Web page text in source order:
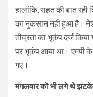
हालांकि, राहत की बात
का नुकसान नहीं हुआ है।
तीव्रता का भूकंप दर्ज
पर भूकंप आया था। एमपी
गए।
मंगलवार को भी लगे थे झटके